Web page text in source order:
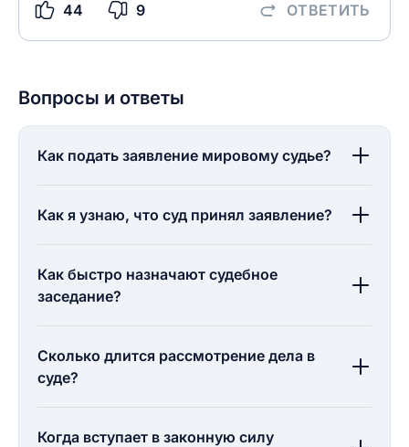
44 9 ОТВЕТИТЬ
Вопросы и ответы
Как подать заявление мировому судье?
Как я узнаю, что суд принял заявление?
Как быстро назначают судебное
заседание?
Сколько длится рассмотрение дела в
суде?
Когда вступает в законную силу